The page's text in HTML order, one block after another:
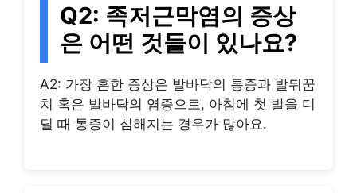
Q2: 족저근막염의 증상
은 어떤 것들이 있나요?
A2: 가장 흔한 증상은 발바닥의 통증과 발뒤꿈
치 혹은 발바닥의 염증으로, 아침에 첫 발을 디
딜 때 통증이 심해지는 경우가 많아요.